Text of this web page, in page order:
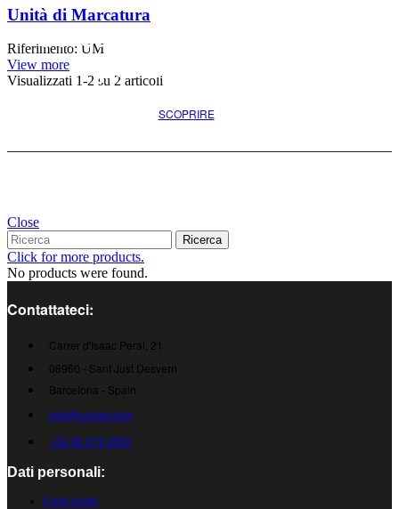
Unità di Marcatura
Riferimento: UM
View more
Visualizzati 1-2 su 2 articoli
Cercate l'opzione migliore
per il vostro progetto
SCOPRIRE
Close
Ricerca
Click for more products.
No products were found.
Contattateci:
Carrer d'Isaac Peral, 21
08960 - Sant Just Desvern
Barcelona - Spain
info@cumsa.com
+34 93 473 2552
Dati personali:
Il mio conto